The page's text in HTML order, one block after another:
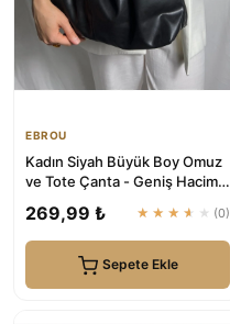
EBROU
Kadın Siyah Büyük Boy Omuz
ve Tote Çanta - Geniş Hacim |
269,99 ₺ ★★★★★ (0)
Sepete Ekle